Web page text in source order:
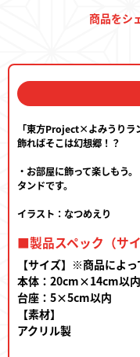
商品をシ
「東方Project×よみうりラ
飾ればそこは幻想郷！？
・お部屋に飾って楽しもう
タンドです。
イラスト：なつめえり
■製品スペック（サ
【サイズ】※商品によ
本体：20cm×14cm以内
台座：5×5cm以内
【素材】
アクリル製